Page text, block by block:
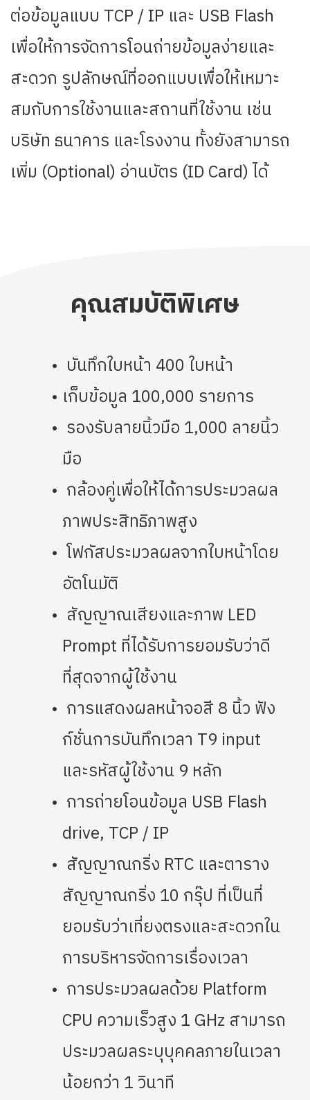
ต่อข้อมูลแบบ TCP / IP และ USB Flash
เพื่อให้การจัดการโอนถ่ายข้อมูลง่ายและ
สะดวก รูปลักษณ์ที่ออกแบบเพื่อให้เหมาะ
สมกับการใช้งานและสถานที่ใช้งาน เช่น
บริษัท ธนาคาร และโรงงาน ทั้งยังสามารถ
เพิ่ม (Optional) อ่านบัตร (ID Card) ได้
คุณสมบัติพิเศษ
บันทึกใบหน้า 400 ใบหน้า
เก็บข้อมูล 100,000 รายการ
รองรับลายนิ้วมือ 1,000 ลายนิ้ว
มือ
กล้องคู่เพื่อให้ได้การประมวลผล
ภาพประสิทธิภาพสูง
โฟกัสประมวลผลจากใบหน้าโดย
อัตโนมัติ
สัญญาณเสียงและภาพ LED
Prompt ที่ได้รับการยอมรับว่าดี
ที่สุดจากผู้ใช้งาน
การแสดงผลหน้าจอสี 8 นิ้ว ฟัง
ก์ชั่นการบันทึกเวลา T9 input
และรหัสผู้ใช้งาน 9 หลัก
การถ่ายโอนข้อมูล USB Flash
drive, TCP / IP
สัญญาณกริ่ง RTC และตาราง
สัญญาณกริ่ง 10 กรุ๊ป ที่เป็นที่
ยอมรับว่าเที่ยงตรงและสะดวกใน
การบริหารจัดการเรื่องเวลา
การประมวลผลด้วย Platform
CPU ความเร็วสูง 1 GHz สามารถ
ประมวลผลระบุบุคคลภายในเวลา
น้อยกว่า 1 วินาที